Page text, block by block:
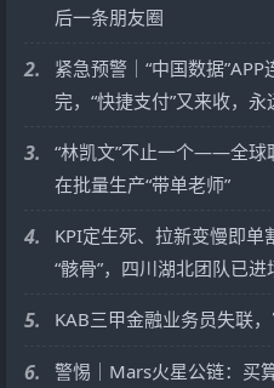
后一条朋友圈
2.
紧急预警｜“中国数据
完，“快捷支付”又来收，
3.
“林凯文”不止一个——全球
在批量生产“带单老师”
4.
KPI定生死、拉新变慢即
“骸骨”，四川湖北团队已进
5. KAB三甲金融业务员失联
6.
警惕｜Mars火星公链：